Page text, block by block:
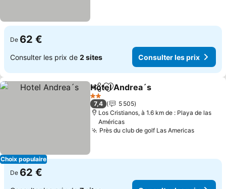
De 62 €
Consulter les prix de 2 sites Consulter les prix
Choix populaire
PartagerAjouter à mes favoris
Hotel Andrea´s
2 Étoiles
7,4
5 505
Los Cristianos, à 1.6 km de : Playa de las
Américas
Près du club de golf Las Americas
De 62 €